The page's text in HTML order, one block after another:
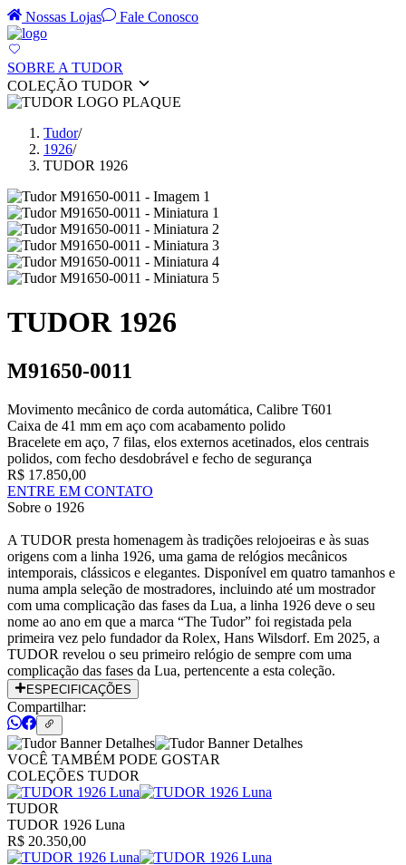
Nossas Lojas Fale Conosco
SOBRE A TUDOR
COLEÇÃO TUDOR
Tudor/
1926/
TUDOR 1926
TUDOR 1926
M91650-0011
Movimento mecânico de corda automática, Calibre T601
Caixa de 41 mm em aço com acabamento polido
Bracelete em aço, 7 filas, elos externos acetinados, elos centrais
polidos, com fecho desdobrável e fecho de segurança
R$ 17.850,00
ENTRE EM CONTATO
Sobre o 1926
A TUDOR presta homenagem às tradições relojoeiras e às suas
origens com a linha 1926, uma gama de relógios mecânicos
intemporais, clássicos e elegantes. Disponível em quatro tamanhos e
numa ampla seleção de mostradores, incluindo até um mostrador
com uma complicação das fases da Lua, a linha 1926 deve o seu
nome ao ano em que a marca “The Tudor” foi registada pela
primeira vez pelo fundador da Rolex, Hans Wilsdorf. Em 2025, a
TUDOR revelou o seu primeiro relógio de sempre com uma
complicação das fases da Lua, pertencente a esta coleção.
ESPECIFICAÇÕES
Compartilhar:
VOCÊ TAMBÉM PODE GOSTAR
COLEÇÕES TUDOR
TUDOR
TUDOR 1926 Luna
R$ 20.350,00